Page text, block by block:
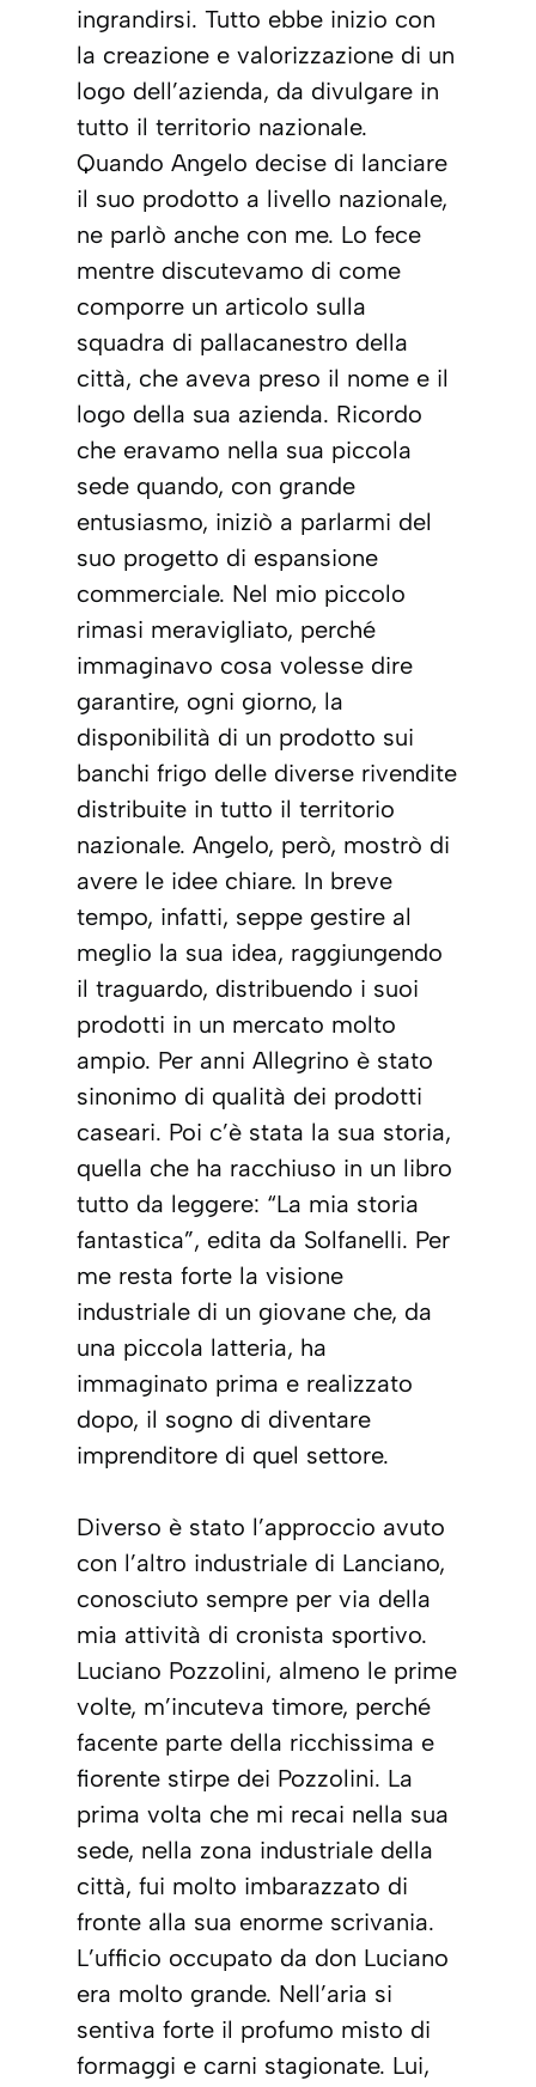
ingrandirsi. Tutto ebbe inizio con
la creazione e valorizzazione di un
logo dell’azienda, da divulgare in
tutto il territorio nazionale.
Quando Angelo decise di lanciare
il suo prodotto a livello nazionale,
ne parlò anche con me. Lo fece
mentre discutevamo di come
comporre un articolo sulla
squadra di pallacanestro della
città, che aveva preso il nome e il
logo della sua azienda. Ricordo
che eravamo nella sua piccola
sede quando, con grande
entusiasmo, iniziò a parlarmi del
suo progetto di espansione
commerciale. Nel mio piccolo
rimasi meravigliato, perché
immaginavo cosa volesse dire
garantire, ogni giorno, la
disponibilità di un prodotto sui
banchi frigo delle diverse rivendite
distribuite in tutto il territorio
nazionale. Angelo, però, mostrò di
avere le idee chiare. In breve
tempo, infatti, seppe gestire al
meglio la sua idea, raggiungendo
il traguardo, distribuendo i suoi
prodotti in un mercato molto
ampio. Per anni Allegrino è stato
sinonimo di qualità dei prodotti
caseari. Poi c’è stata la sua storia,
quella che ha racchiuso in un libro
tutto da leggere: “La mia storia
fantastica”, edita da Solfanelli. Per
me resta forte la visione
industriale di un giovane che, da
una piccola latteria, ha
immaginato prima e realizzato
dopo, il sogno di diventare
imprenditore di quel settore.
Diverso è stato l’approccio avuto
con l’altro industriale di Lanciano,
conosciuto sempre per via della
mia attività di cronista sportivo.
Luciano Pozzolini, almeno le prime
volte, m’incuteva timore, perché
facente parte della ricchissima e
fiorente stirpe dei Pozzolini. La
prima volta che mi recai nella sua
sede, nella zona industriale della
città, fui molto imbarazzato di
fronte alla sua enorme scrivania.
L’ufficio occupato da don Luciano
era molto grande. Nell’aria si
sentiva forte il profumo misto di
formaggi e carni stagionate. Lui,